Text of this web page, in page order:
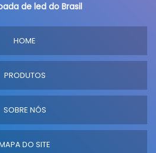
de led do Brasil
HOME
PRODUTOS
SOBRE NÓS
DO SITE